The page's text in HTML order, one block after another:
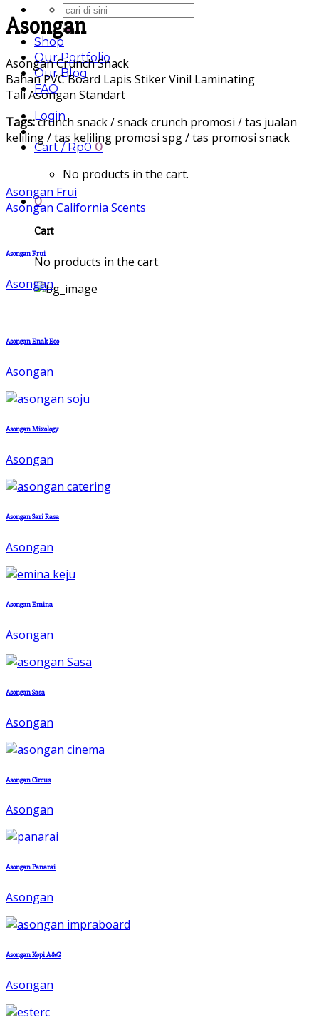
Search
for:
Shop
Our Portfolio
Our Blog
FAQ
Login
Cart / Rp0 0
No products in the cart.
0
Cart
No products in the cart.
Asongan
Asongan Crunch Snack
Bahan PVC Board Lapis Stiker Vinil Laminating
Tali Asongan Standart
Tags:crunch snack / snack crunch promosi / tas jualan
keliling / tas keliling promosi spg / tas promosi snack
Asongan Frui
Asongan California Scents
Asongan Frui
Asongan
Asongan Enak Eco
Asongan
Asongan Mixology
Asongan
Asongan Sari Rasa
Asongan
Asongan Emina
Asongan
Asongan Sasa
Asongan
Asongan Circus
Asongan
Asongan Panarai
Asongan
Asongan Kopi A&G
Asongan